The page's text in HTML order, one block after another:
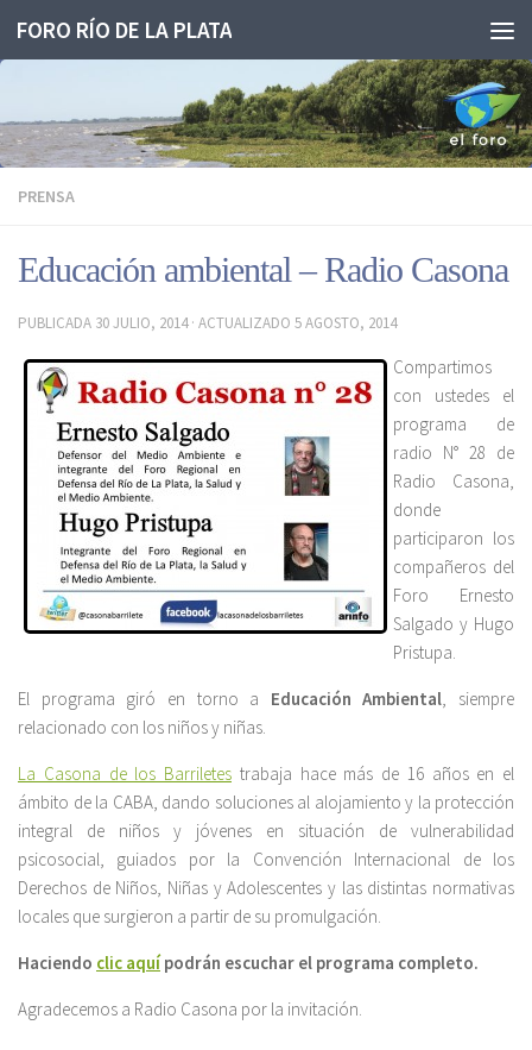
Saltar al contenido
FORO RÍO DE LA PLATA
PRENSA
Educación ambiental – Radio Casona
PUBLICADA 30 JULIO, 2014· ACTUALIZADO 5 AGOSTO, 2014
Compartimos
con ustedes el
programa de
radio N° 28 de
Radio Casona,
donde
participaron los
compañeros del
Foro Ernesto
Salgado y Hugo
Pristupa.
El programa giró en torno a Educación Ambiental, siempre
relacionado con los niños y niñas.
La Casona de los Barriletes trabaja hace más de 16 años en el
ámbito de la CABA, dando soluciones al alojamiento y la protección
integral de niños y jóvenes en situación de vulnerabilidad
psicosocial, guiados por la Convención Internacional de los
Derechos de Niños, Niñas y Adolescentes y las distintas normativas
locales que surgieron a partir de su promulgación.
Haciendo clic aquípodrán escuchar el programa completo.
Agradecemos a Radio Casona por la invitación.